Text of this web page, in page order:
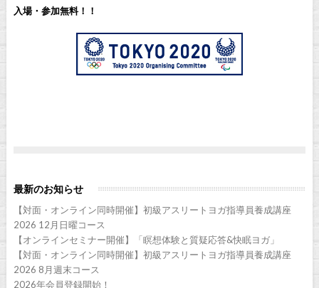
入場・参加無料！！
最新のお知らせ
【対面・オンライン同時開催】初級アスリートヨガ指導員養成講座
2026 12月日曜コース
【オンラインセミナー開催】「瞑想体験と質疑応答&快眠ヨガ」
【対面・オンライン同時開催】初級アスリートヨガ指導員養成講座
2026 8月週末コース
2026年会員登録開始！